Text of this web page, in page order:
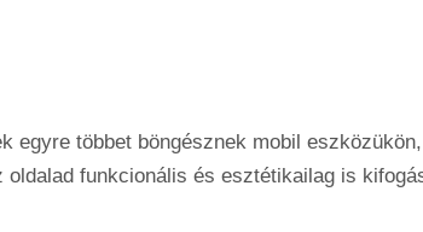
egyre többet böngésznek mobil
funkcionális és esztétikailag is